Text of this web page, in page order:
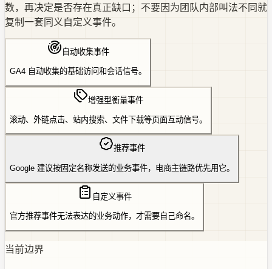
数，再决定是否存在真正缺口；不要因为团队内部叫法不同就
复制一套同义自定义事件。
自动收集事件
GA4 自动收集的基础访问和会话信号。
增强型衡量事件
滚动、外链点击、站内搜索、文件下载等页面互动信号。
推荐事件
Google 建议按固定名称发送的业务事件，电商主链路优先用它。
自定义事件
官方推荐事件无法表达的业务动作，才需要自己命名。
当前边界